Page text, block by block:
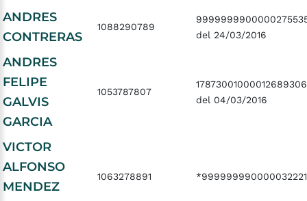
ANDRES
CONTRERAS
1088290789
del 24/03/2016
ANDRES
FELIPE
GALVIS
GARCIA
1053787807
17873001000012689306
del 04/03/2016
VICTOR
ALFONSO
MENDEZ
1063278891